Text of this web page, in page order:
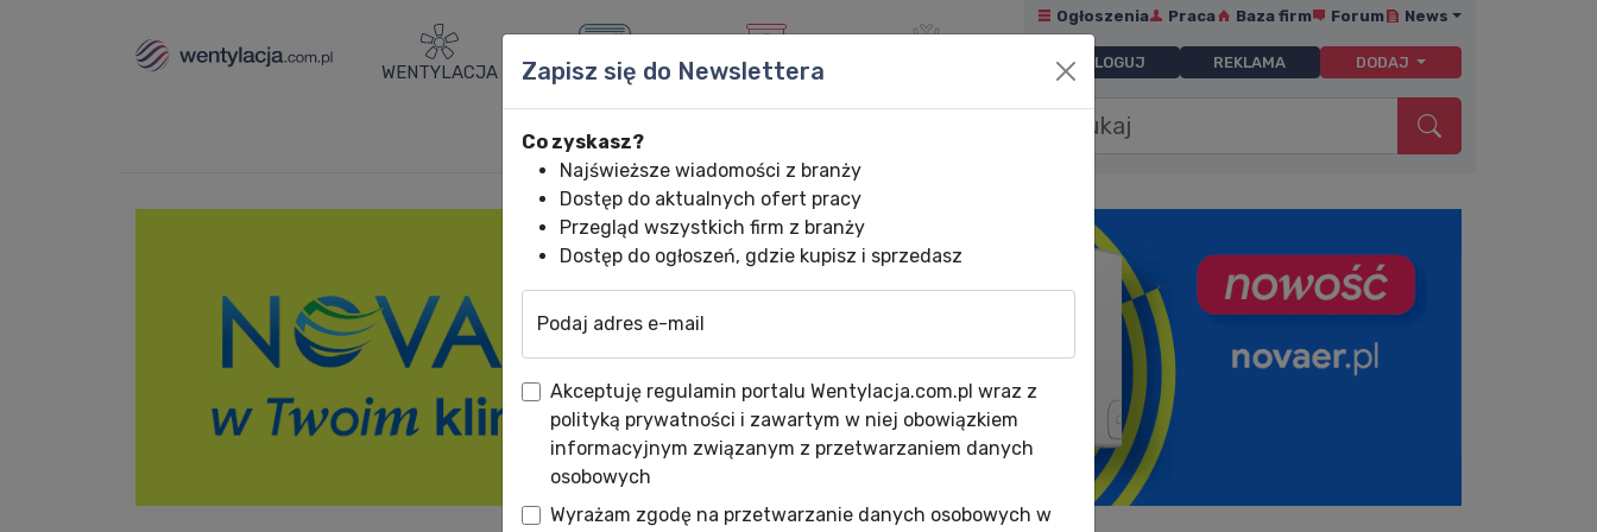
WENTYLACJA KLIMATYZACJA OGRZEWANIE
Ogłoszenia Praca Baza firm Forum News
ZALOGUJ REKLAMA DODAJ
Zapisz się do Newslettera
Co zyskasz?
Najświeższe wiadomości z branży
Dostęp do aktualnych ofert pracy
Przegląd wszystkich firm z branży
Dostęp do ogłoszeń, gdzie kupisz i sprzedasz
Podaj adres e-mail
Akceptuję regulamin portalu Wentylacja.com.pl wraz z
polityką prywatności i zawartym w niej obowiązkiem
informacyjnym związanym z przetwarzaniem danych
osobowych
Wyrażam zgodę na przetwarzanie danych osobowych w